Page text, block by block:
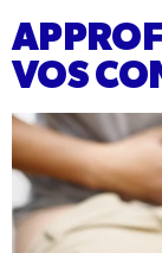
VOS
Quelle eau boire
meilleures eaux
conseils pratiques